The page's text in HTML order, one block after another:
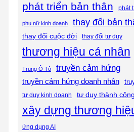
phát triển bản thân phát
phụ nữ kinh doanh thay đổi bản
thay đổi cuộc đời thay đổi tư duy
thương hiệu cá nhân
Trung Ô Tô truyền cảm hứng
truyền cảm hứng doanh nhân
tư duy kinh doanh tư duy thành công
xây dựng thương
ứng dụng AI